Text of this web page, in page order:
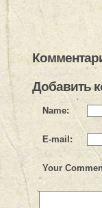
Добавить
Name:
E-mail:
Your